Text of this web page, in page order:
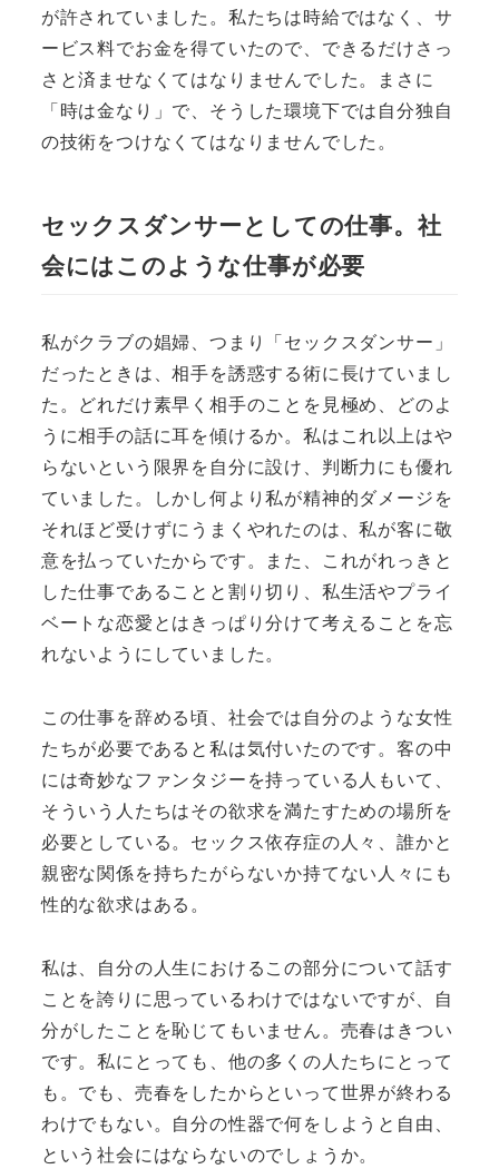
が許されていました。私たちは時給ではなく、サ
ービス料でお金を得ていたので、できるだけさっ
さと済ませなくてはなりませんでした。まさに
「時は金なり」で、そうした環境下では自分独自
の技術をつけなくてはなりませんでした。
セックスダンサーとしての仕事。社
会にはこのような仕事が必要
私がクラブの娼婦、つまり「セックスダンサー」
だったときは、相手を誘惑する術に長けていまし
た。どれだけ素早く相手のことを見極め、どのよ
うに相手の話に耳を傾けるか。私はこれ以上はや
らないという限界を自分に設け、判断力にも優れ
ていました。しかし何より私が精神的ダメージを
それほど受けずにうまくやれたのは、私が客に敬
意を払っていたからです。また、これがれっきと
した仕事であることと割り切り、私生活やプライ
ベートな恋愛とはきっぱり分けて考えることを忘
れないようにしていました。
この仕事を辞める頃、社会では自分のような女性
たちが必要であると私は気付いたのです。客の中
には奇妙なファンタジーを持っている人もいて、
そういう人たちはその欲求を満たすための場所を
必要としている。セックス依存症の人々、誰かと
親密な関係を持ちたがらないか持てない人々にも
性的な欲求はある。
私は、自分の人生におけるこの部分について話す
ことを誇りに思っているわけではないですが、自
分がしたことを恥じてもいません。売春はきつい
です。私にとっても、他の多くの人たちにとって
も。でも、売春をしたからといって世界が終わる
わけでもない。自分の性器で何をしようと自由、
という社会にはならないのでしょうか。